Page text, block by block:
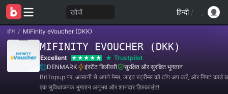
खोजें हिन्दी /
होम / MiFinity eVoucher (DKK)
MIFINITY EVOUCHER (DKK)
Excellent
Trustpilot
DENMARK
इंस्टेंट डिलीवरी
सुरक्षित और सुरक्षित भुगतान
BitTopup पर, आसानी से अपने गेम्स, लाइव स्ट्रीम्स को टॉप अप करें, और गिफ्ट कार्ड
एक सुविधाजनक भुगतान अनुभव और शानदार डिस्काउंट!